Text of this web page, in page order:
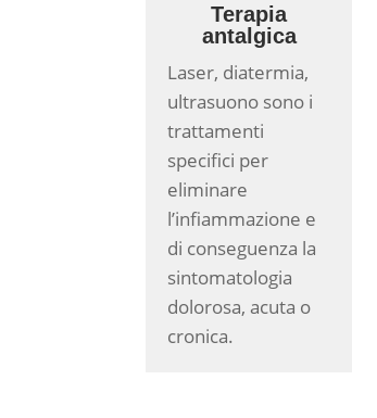
Terapia
antalgica
Laser, diatermia,
ultrasuono sono i
trattamenti
specifici per
eliminare
l’infiammazione e
di conseguenza la
sintomatologia
dolorosa, acuta o
cronica.